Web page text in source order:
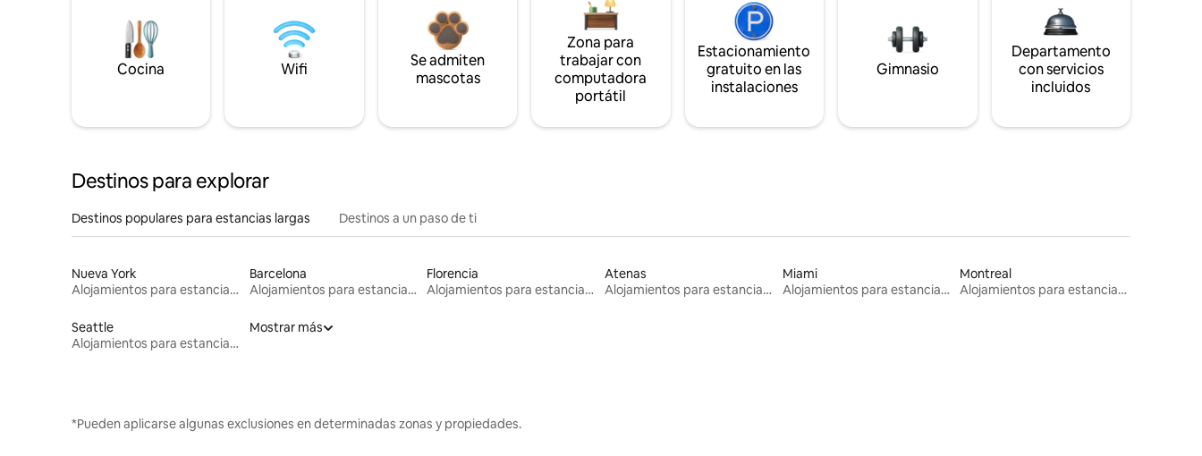
Cocina Wifi
Se admiten
mascotas
Zona para
trabajar con
computadora
portátil
Estacionamiento
gratuito en las
instalaciones
Gimnasio
Departamento
con servicios
incluidos
Destinos para explorar
Destinos populares para estancias largas Destinos a un paso de ti
Nueva York
Alojamientos para estancias largas
Barcelona
Alojamientos para estancias largas
Florencia
Alojamientos para estancias largas
Atenas
Alojamientos para estancias largas
Miami
Alojamientos para estancias largas
Montreal
Alojamientos para estancias largas
Seattle
Alojamientos para estancias largas
Mostrar más
*Pueden aplicarse algunas exclusiones en determinadas zonas y propiedades.